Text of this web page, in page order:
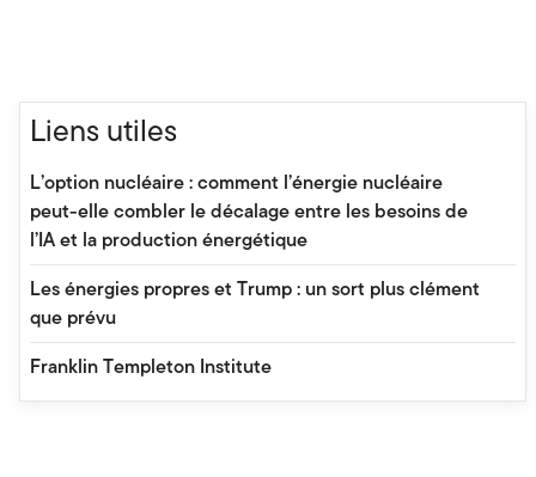
Liens utiles
L’option nucléaire : comment l’énergie nucléaire
peut-elle combler le décalage entre les besoins de
l’IA et la production énergétique
Les énergies propres et Trump : un sort plus clément
que prévu
Franklin Templeton Institute